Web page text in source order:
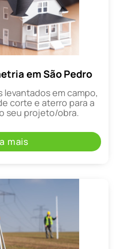
em São Pedro
levantados em campo,
corte e aterro para a
seu projeto/obra.
mais